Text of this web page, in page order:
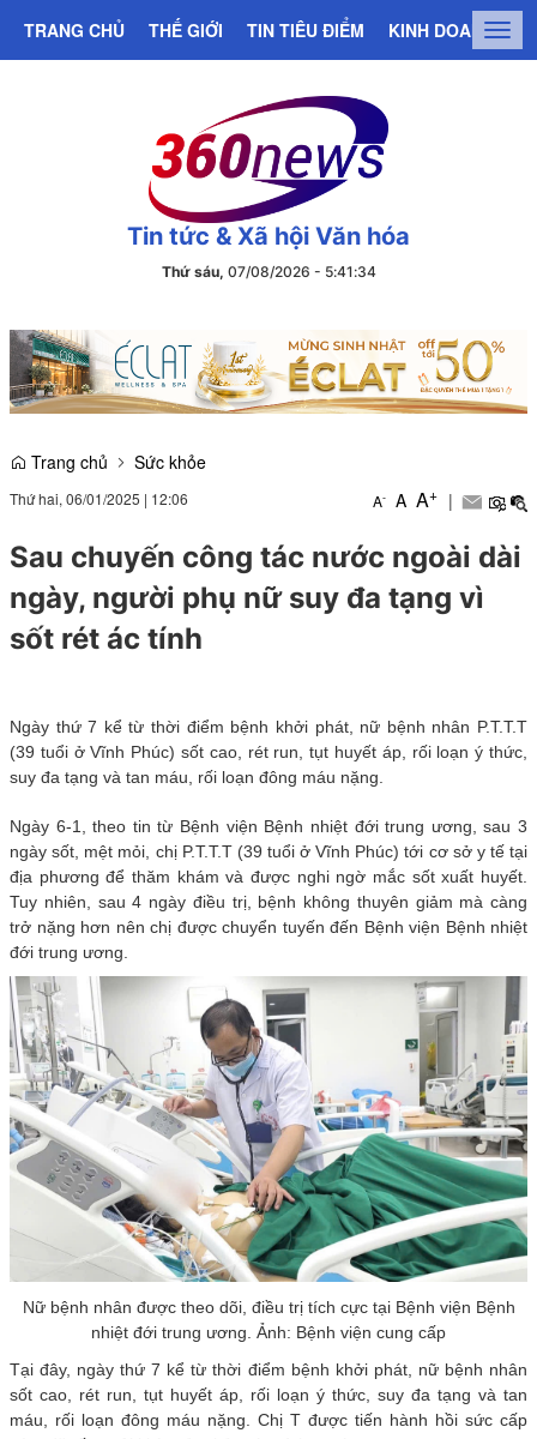
TRANG CHỦ THẾ GIỚI TIN TIÊU ĐIỂM KINH DOANH
Tin tức & Xã hội Văn hóa
Thứ sáu, 07/08/2026 - 5:41:34
Trang chủ Sức khỏe
Thứ hai, 06/01/2025 | 12:06 A- A A+ |
Sau chuyến công tác nước ngoài dài
ngày, người phụ nữ suy đa tạng vì
sốt rét ác tính
Ngày thứ 7 kể từ thời điểm bệnh khởi phát, nữ bệnh nhân P.T.T.T
(39 tuổi ở Vĩnh Phúc) sốt cao, rét run, tụt huyết áp, rối loạn ý thức,
suy đa tạng và tan máu, rối loạn đông máu nặng.
Ngày 6-1, theo tin từ Bệnh viện Bệnh nhiệt đới trung ương, sau 3
ngày sốt, mệt mỏi, chị P.T.T.T (39 tuổi ở Vĩnh Phúc) tới cơ sở y tế tại
địa phương để thăm khám và được nghi ngờ mắc sốt xuất huyết.
Tuy nhiên, sau 4 ngày điều trị, bệnh không thuyên giảm mà càng
trở nặng hơn nên chị được chuyển tuyến đến Bệnh viện Bệnh nhiệt
đới trung ương.
Nữ bệnh nhân được theo dõi, điều trị tích cực tại Bệnh viện Bệnh
nhiệt đới trung ương. Ảnh: Bệnh viện cung cấp
Tại đây, ngày thứ 7 kể từ thời điểm bệnh khởi phát, nữ bệnh nhân
sốt cao, rét run, tụt huyết áp, rối loạn ý thức, suy đa tạng và tan
máu, rối loạn đông máu nặng. Chị T được tiến hành hồi sức cấp